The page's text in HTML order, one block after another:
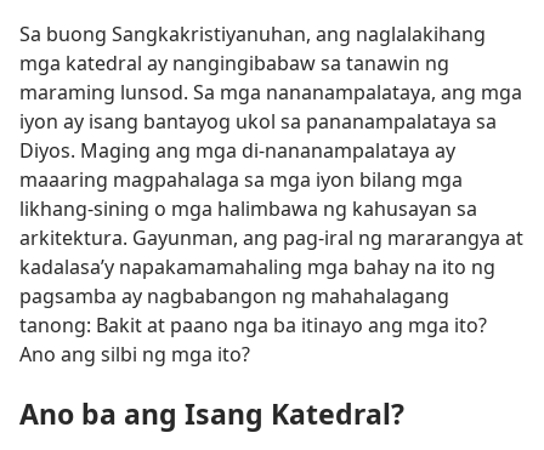
Sa buong Sangkakristiyanuhan, ang naglalakihang
mga katedral ay nangingibabaw sa tanawin ng
maraming lunsod. Sa mga nananampalataya, ang mga
iyon ay isang bantayog ukol sa pananampalataya sa
Diyos. Maging ang mga di-nananampalataya ay
maaaring magpahalaga sa mga iyon bilang mga
likhang-sining o mga halimbawa ng kahusayan sa
arkitektura. Gayunman, ang pag-iral ng mararangya at
kadalasa’y napakamamahaling mga bahay na ito ng
pagsamba ay nagbabangon ng mahahalagang
tanong: Bakit at paano nga ba itinayo ang mga ito?
Ano ang silbi ng mga ito?
Ano ba ang Isang Katedral?